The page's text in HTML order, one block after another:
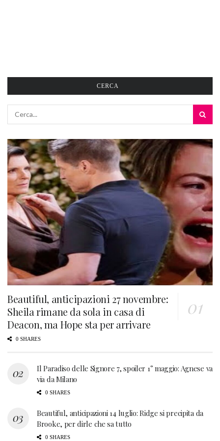
CERCA
Beautiful, anticipazioni 27 novembre:
Sheila rimane da sola in casa di
Deacon, ma Hope sta per arrivare
0 SHARES
Il Paradiso delle Signore 7, spoiler 1° maggio: Agnese va
via da Milano
0 SHARES
Beautiful, anticipazioni 14 luglio: Ridge si precipita da
Brooke, per dirle che sa tutto
0 SHARES